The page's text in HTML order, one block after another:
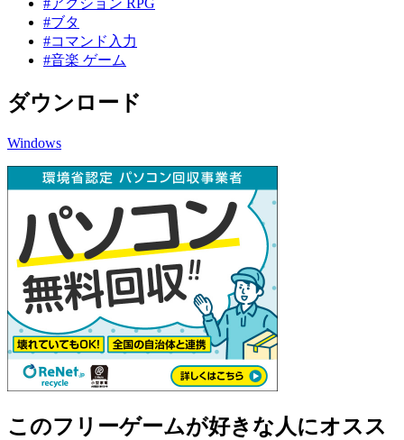
#ブタ
#コマンド入力
#音楽 ゲーム
ダウンロード
Windows
このフリーゲームが好きな人にオスス